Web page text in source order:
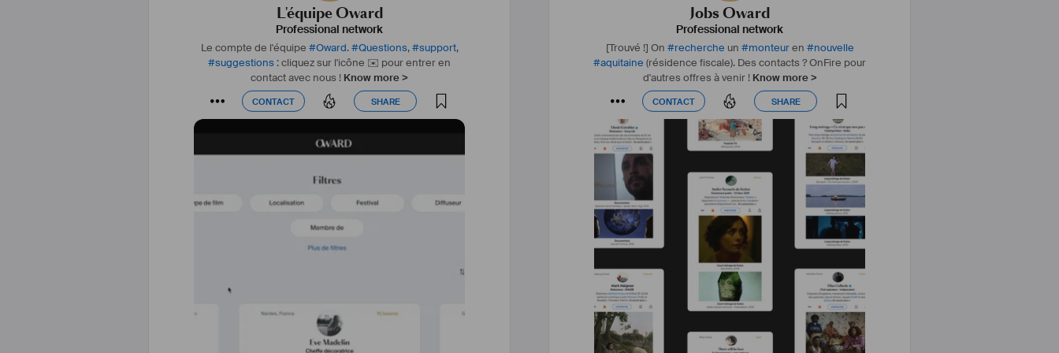
Entre ces deux grands ensembles se situe la
intérieure, formée de #collines et de
L'équipe Oward
Professional network
Le compte de l'équipe #Oward.#Questions,#support,
#suggestions :cliquez sur l'icône ✉️ pour entrer en
contact avec nous ! Know more >
CONTACT SHARE
CONTACT SHARE
Jobs Oward
Professional network
[Trouvé !] On #recherche un #monteuren #nouvelle
#aquitaine (résidence fiscale). Des contacts ? OnFire pour
d'autres offres à venir ! Know more >
CONTACT SHARE
CONTACT SHARE